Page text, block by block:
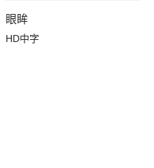
眼眸
HD中字